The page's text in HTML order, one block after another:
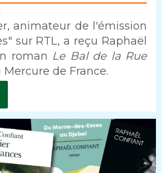
animateur de l'émission
sur RTL, a reçu Raphaël
roman Le Bal de la Rue
de France.